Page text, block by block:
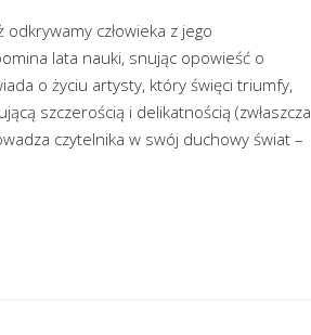
człowieka z jego
lata nauki, snując opowieść o
o życiu artysty, który święci triumfy,
szczerością i delikatnością (zwłaszcza
czytelnika w swój duchowy świat –